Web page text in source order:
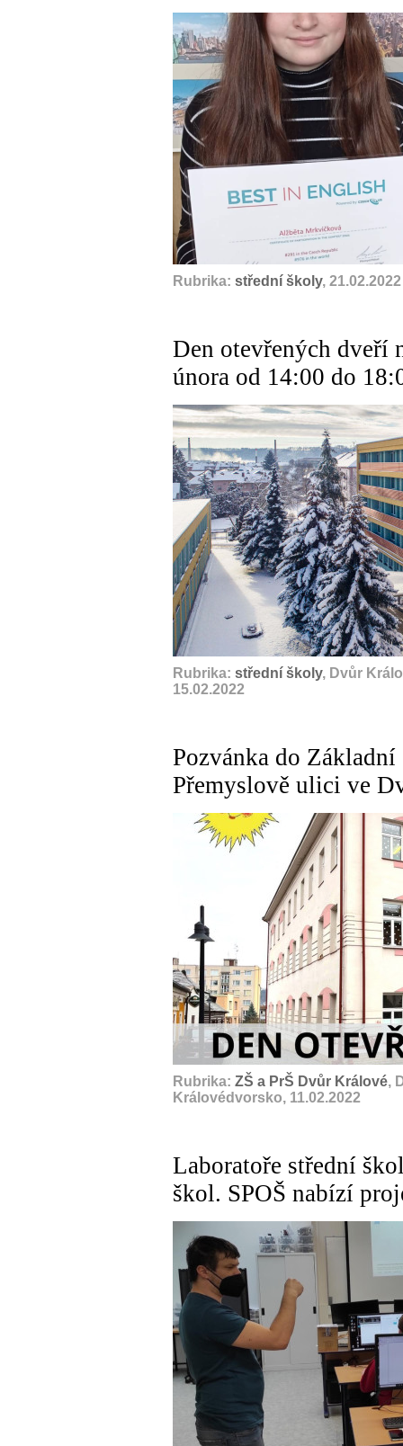
Rubrika: střední školy, 21.02.2022
Den otevřených dveří
února od 14:00 do
Rubrika: střední školy, Dvůr
15.02.2022
Pozvánka do
Přemyslově ulici ve
Rubrika: ZŠ a PrŠ Dvůr Králové,
Královédvorsko, 11.02.2022
Laboratoře střední
škol. SPOŠ nabízí